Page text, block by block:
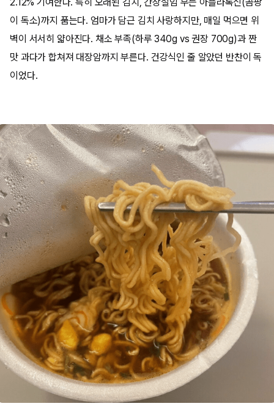
이 독소)까지 품는다. 엄마가 담근 김치 사랑하지만, 매일 먹으면 위
벽이 서서히 얇아진다. 채소 부족(하루 340g vs 권장 700g)과 짠
맛 과다가 합쳐져 대장암까지 부른다. 건강식인 줄 알았던 반찬이 독
이었다.